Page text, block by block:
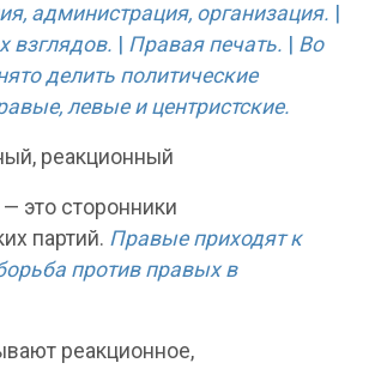
администрация, организация.
взглядов.
Правая печать.
Во
делить политические
левые и центристские.
реакционный
— это сторонники
партий. Правые приходят к
против правых в
реакционное,